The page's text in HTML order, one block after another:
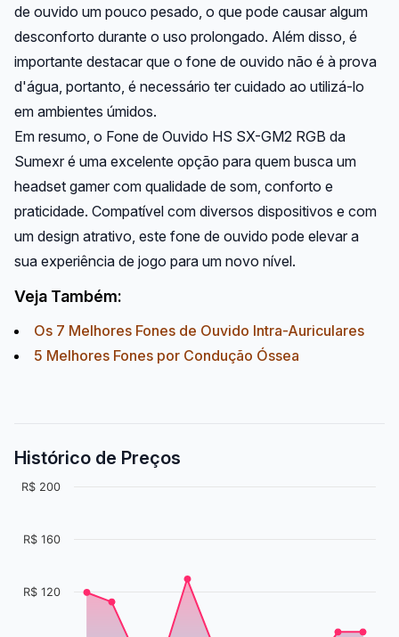
de ouvido um pouco pesado, o que pode causar algum
desconforto durante o uso prolongado. Além disso, é
importante destacar que o fone de ouvido não é à prova
d'água, portanto, é necessário ter cuidado ao utilizá-lo
em ambientes úmidos.
Em resumo, o Fone de Ouvido HS SX-GM2 RGB da
Sumexr é uma excelente opção para quem busca um
headset gamer com qualidade de som, conforto e
praticidade. Compatível com diversos dispositivos e com
um design atrativo, este fone de ouvido pode elevar a
sua experiência de jogo para um novo nível.
Veja Também:
Os 7 Melhores Fones de Ouvido Intra-Auriculares
5 Melhores Fones por Condução Óssea
Histórico de Preços
R$ 120
R$ 160
R$ 200